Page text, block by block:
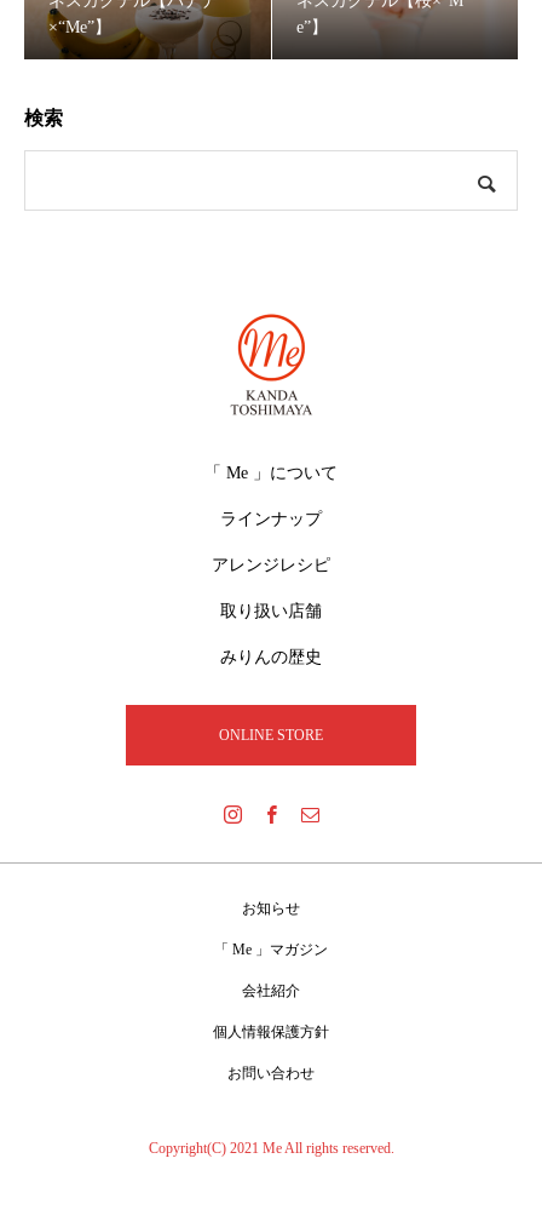
×“Me”】
e”】
検索
「 Me 」について
ラインナップ
アレンジレシピ
取り扱い店舗
みりんの歴史
ONLINE STORE
お知らせ
「 Me 」マガジン
会社紹介
個人情報保護方針
お問い合わせ
Copyright(C) 2021 Me All rights reserved.